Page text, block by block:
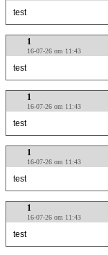
test
1
16-07-26 om 11:43
test
1
16-07-26 om 11:43
test
1
16-07-26 om 11:43
test
1
16-07-26 om 11:43
test